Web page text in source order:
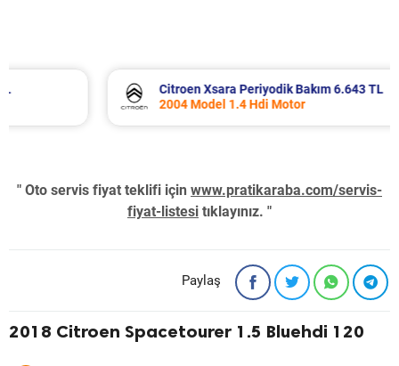
Citroen Xsara Periyodik Bakım 6.643 TL
2004 Model 1.4 Hdi Motor
" Oto servis fiyat teklifi için www.pratikaraba.com/servis-
fiyat-listesi tıklayınız. "
Paylaş
2018 Citroen Spacetourer 1.5 Bluehdi 120